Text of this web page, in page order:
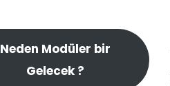
Neden Modüler bir
Gelecek ?